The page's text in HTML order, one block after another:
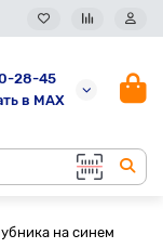
28-45
в MAX
на синем